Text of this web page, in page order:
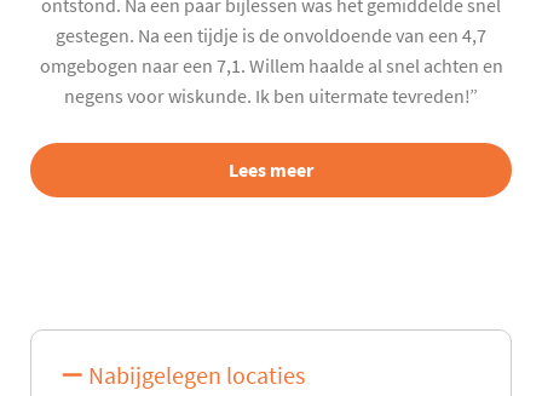
ontstond. Na een paar bijlessen was het gemiddelde snel
gestegen. Na een tijdje is de onvoldoende van een 4,7
omgebogen naar een 7,1. Willem haalde al snel achten en
negens voor wiskunde. Ik ben uitermate tevreden!”
Lees meer
Nabijgelegen locaties